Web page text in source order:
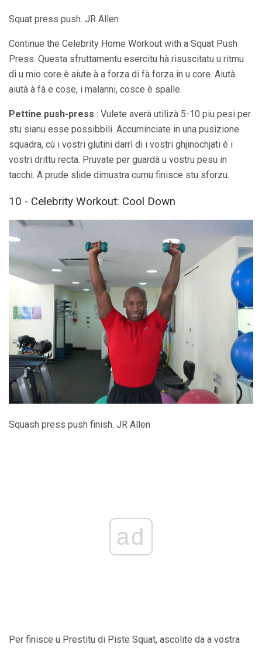
Squat press push. JR Allen
Continue the Celebrity Home Workout with a Squat Push
Press. Questa sfruttamentu esercitu hà risuscitatu u ritmu
di u mio core è aiute à a forza di fà forza in u core. Aiutà
aiutà à fà e cose, i malanni, cosce è spalle.
Pettine push-press : Vulete averà utilizà 5-10 piu pesi per
stu sianu esse possibbili. Accuminciate in una pusizione
squadra, cù i vostri glutini darrì di i vostri ghjinochjati è i
vostri drittu recta. Pruvate per guardà u vostru pesu in
tacchi. A prude slide dimustra cumu finisce stu sforzu.
10 - Celebrity Workout: Cool Down
Squash press push finish. JR Allen
ad
Per finisce u Prestitu di Piste Squat, ascolite da a vostra